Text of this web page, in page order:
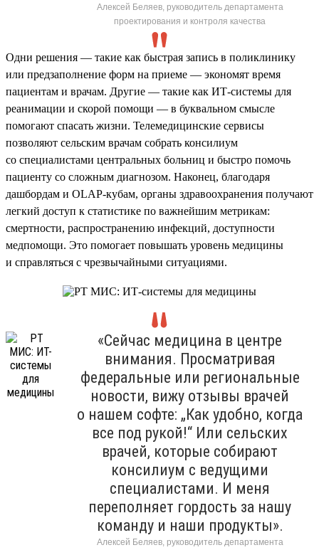
Алексей Беляев, руководитель департамента
проектирования и контроля качества
Одни решения — такие как быстрая запись в поликлинику
или предзаполнение форм на приеме — экономят время
пациентам и врачам. Другие — такие как ИТ-системы для
реанимации и скорой помощи — в буквальном смысле
помогают спасать жизни. Телемедицинские сервисы
позволяют сельским врачам собрать консилиум
со специалистами центральных больниц и быстро помочь
пациенту со сложным диагнозом. Наконец, благодаря
дашбордам и OLAP-кубам, органы здравоохранения получают
легкий доступ к статистике по важнейшим метрикам:
смертности, распространению инфекций, доступности
медпомощи. Это помогает повышать уровень медицины
и справляться с чрезвычайными ситуациями.
«Сейчас медицина в центре
внимания. Просматривая
федеральные или региональные
новости, вижу отзывы врачей
о нашем софте: „Как удобно, когда
все под рукой!“ Или сельских
врачей, которые собирают
консилиум с ведущими
специалистами. И меня
переполняет гордость за нашу
команду и наши продукты».
Алексей Беляев, руководитель департамента